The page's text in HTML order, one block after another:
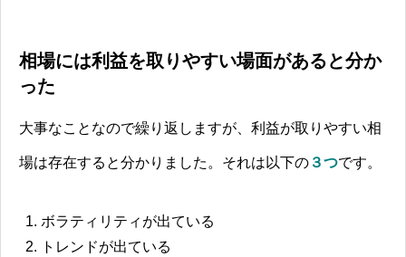
相場には利益を取りやすい場面があると分か
った
大事なことなので繰り返しますが、利益が取りやすい相
場は存在すると分かりました。それは以下の ３つです。
ボラティリティが出ている
トレンドが出ている